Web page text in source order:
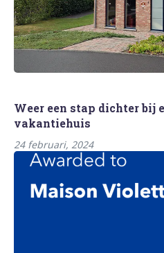
Weer een stap dichter bij
vakantiehuis
24 februari, 2024